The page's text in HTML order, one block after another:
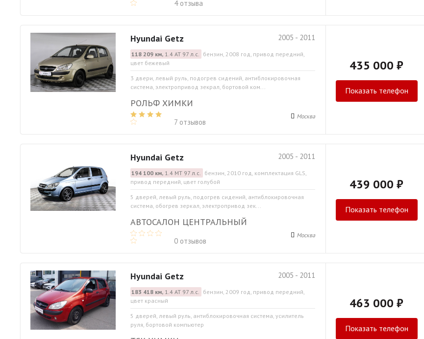
4 отзыва
2005 - 2011
Hyundai Getz
118 209 км,1.4 АТ 97 л.с. бензин, 2008 год, привод передний,
цвет бежевый
3 двери, левый руль, подогрев сидений, антиблокировочная
система, электропривод зекрал, бортовой ком...
РОЛЬФ ХИМКИ
7 отзывов
Москва
435 000 ₽
Показать телефон
2005 - 2011
Hyundai Getz
194 100 км,1.4 МТ 97 л.с. бензин, 2010 год, комплектация GLS,
привод передний, цвет голубой
5 дверей, левый руль, подогрев сидений, антиблокировочная
система, обогрев зеркал, электропривод зек...
АВТОСАЛОН ЦЕНТРАЛЬНЫЙ
0 отзывов
Москва
439 000 ₽
Показать телефон
2005 - 2011
Hyundai Getz
183 418 км,1.4 АТ 97 л.с. бензин, 2009 год, привод передний,
цвет красный
5 дверей, левый руль, антиблокировочная система, усилитель
руля, бортовой компьютер
463 000 ₽
Показать телефон